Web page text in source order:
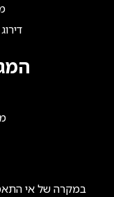
במקרה של אי